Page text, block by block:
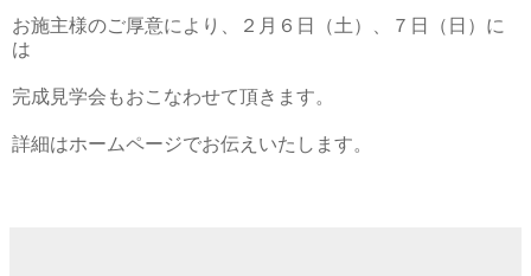
お施主様のご厚意により、２月６日（土）、７日（日）に
は
完成見学会もおこなわせて頂きます。
詳細はホームページでお伝えいたします。